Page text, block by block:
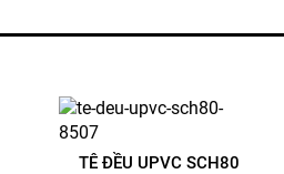
TÊ ĐỀU UPVC SCH80